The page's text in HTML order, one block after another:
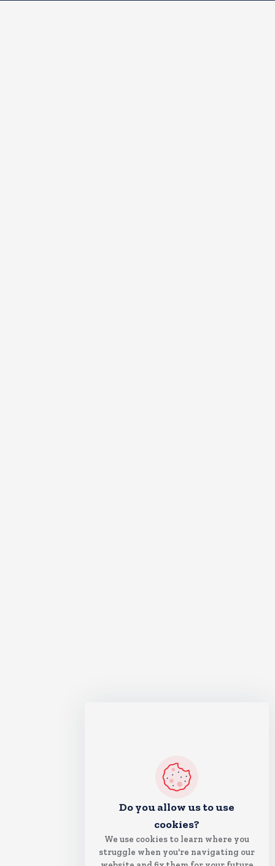
Do you allow us to use
cookies?
We use cookies to learn where you
struggle when you're navigating our